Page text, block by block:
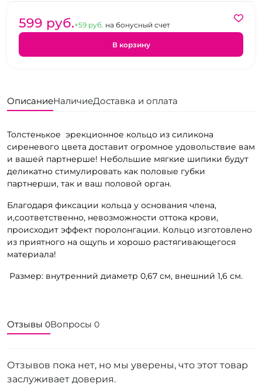
599 pуб.+59 pуб. на бонусный счет
В корзину
ОписаниеНаличиеДоставка и оплата
Толстенькое эрекционное кольцо из силикона
сиреневого цвета доставит огромное удовольствие вам
и вашей партнерше! Небольшие мягкие шипики будут
деликатно стимулировать как половые губки
партнерши, так и ваш половой орган.
Благодаря фиксации кольца у основания члена,
и‚соответственно, невозможности оттока крови‚
происходит эффект поролонгации. Кольцо изготовлено
из приятного на ощупь и хорошо растягивающегося
материала!
Размер: внутренний диаметр 0,67 см, внешний 1,6 см.
Отзывы 0Вопросы 0
Отзывов пока нет, но мы уверены, что этот товар
заслуживает доверия.